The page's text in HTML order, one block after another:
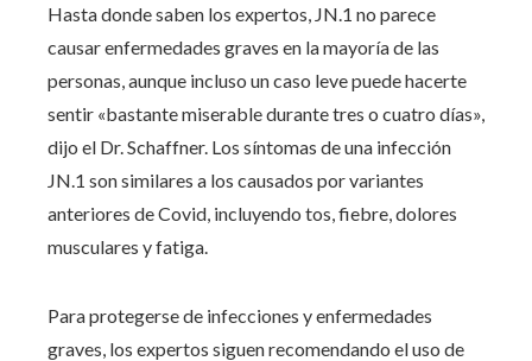
Hasta donde saben los expertos, JN.1 no parece
causar enfermedades graves en la mayoría de las
personas, aunque incluso un caso leve puede hacerte
sentir «bastante miserable durante tres o cuatro días»,
dijo el Dr. Schaffner. Los síntomas de una infección
JN.1 son similares a los causados ​​por variantes
anteriores de Covid, incluyendo tos, fiebre, dolores
musculares y fatiga.
Para protegerse de infecciones y enfermedades
graves, los expertos siguen recomendando el uso de